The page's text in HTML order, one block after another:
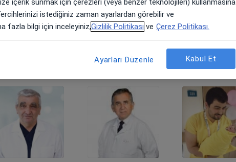
bazıları
size içerik sunmak için çerezleri (veya benzer teknolojileri) kullanmasına
istediğiniz zaman ayarlardan görebilir ve
fazla bilgi için inceleyiniz,Gizlilik Politikası ve Çerez Politikası.
Ayarları Düzenle Kabul Et